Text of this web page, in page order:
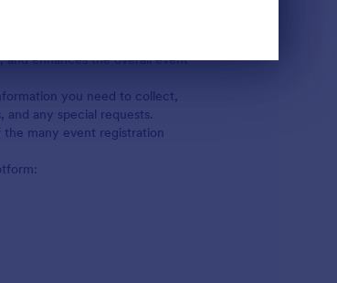
enhances the overall event
you need to collect,
any special requests.
many event registration